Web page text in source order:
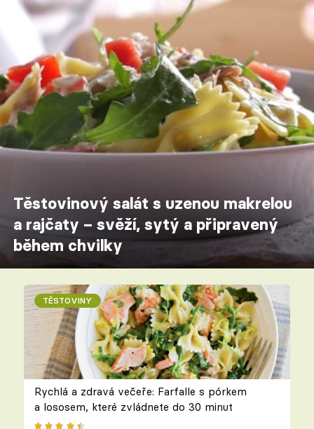
Těstovinový salát s uzenou makrelou
a rajčaty – svěží, sytý a připravený
během chvilky
TĚSTOVINY
Rychlá a zdravá večeře: Farfalle s pórkem
a lososem, které zvládnete do 30 minut